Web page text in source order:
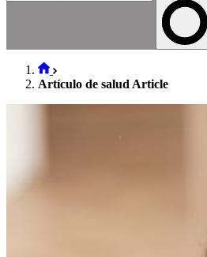
Artículo de salud Article